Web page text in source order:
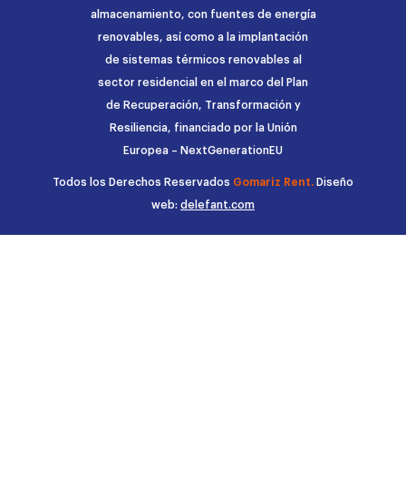
almacenamiento, con fuentes de energía
renovables, así como a la implantación
de sistemas térmicos renovables al
sector residencial en el marco del Plan
de Recuperación, Transformación y
Resiliencia, financiado por la Unión
Europea – NextGenerationEU
Todos los Derechos Reservados Gomariz Rent. Diseño
web: delefant.com